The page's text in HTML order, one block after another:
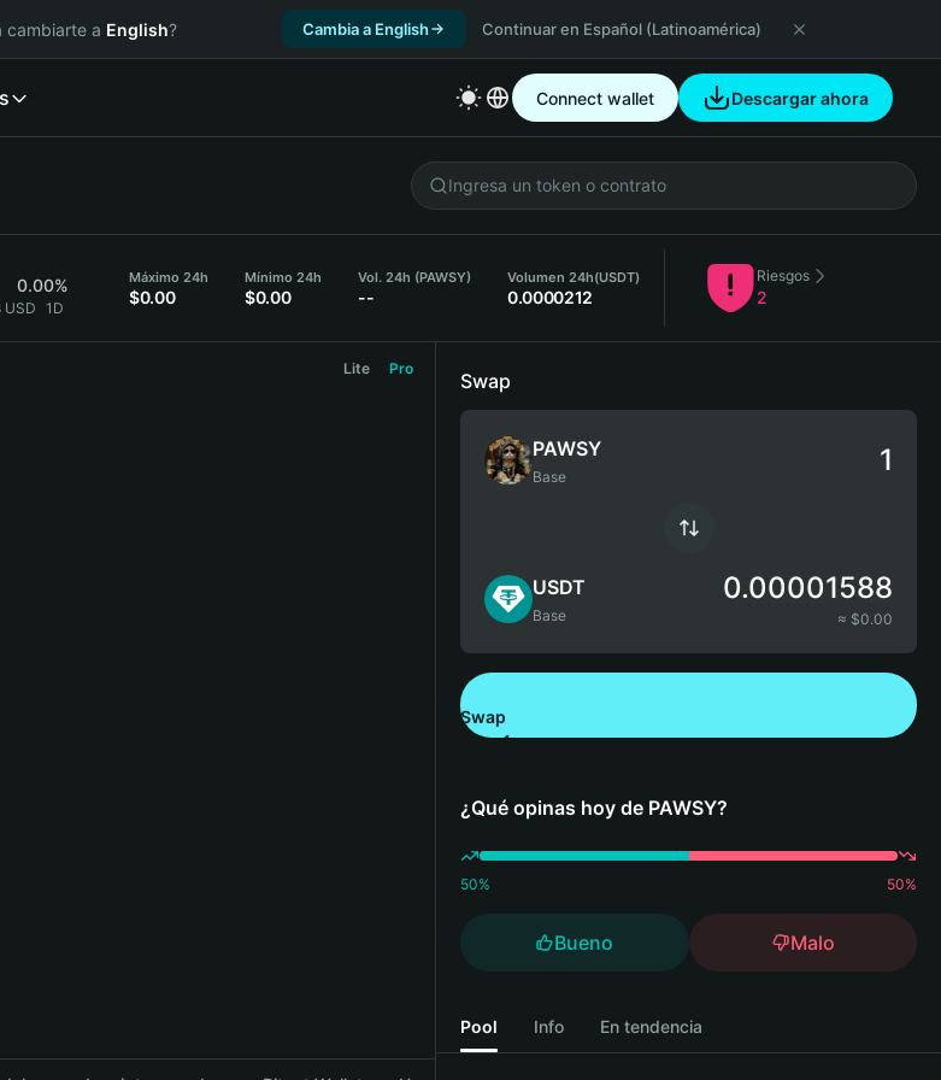
cambiarte a English? Cambia a English Continuar en Español (Latinoamérica)
Connect wallet Descargar ahora
0.00%
USD 1D
Máximo 24h
$0.00
Mínimo 24h
$0.00
Vol. 24h (PAWSY)
--
Volumen 24h(USDT)
0.0000212
Riesgos
2
Lite Pro
Swap
PAWSY
Base
USDT
Base
0.00001588
≈ $0.00
Swap
¿Qué opinas hoy de PAWSY?
50% 50%
Bueno Malo
Pool Info En tendencia